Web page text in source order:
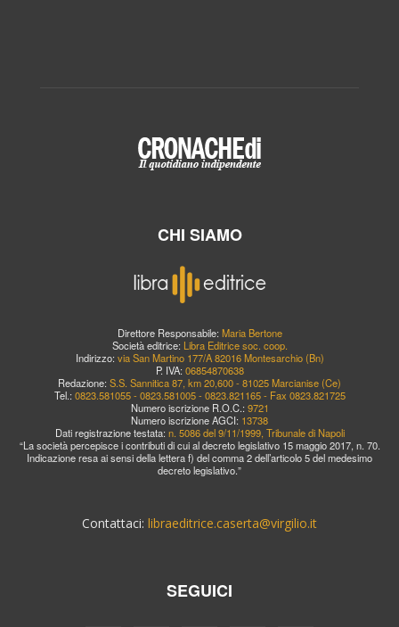
CHI SIAMO
Direttore Responsabile: Maria Bertone
Società editrice: Libra Editrice soc. coop.
Indirizzo: via San Martino 177/A 82016 Montesarchio (Bn)
P. IVA: 06854870638
Redazione: S.S. Sannitica 87, km 20,600 - 81025 Marcianise (Ce)
Tel.: 0823.581055 - 0823.581005 - 0823.821165 - Fax 0823.821725
Numero iscrizione R.O.C.: 9721
Numero iscrizione AGCI: 13738
Dati registrazione testata: n. 5086 del 9/11/1999, Tribunale di Napoli
“La società percepisce i contributi di cui al decreto legislativo 15 maggio 2017, n. 70.
Indicazione resa ai sensi della lettera f) del comma 2 dell’articolo 5 del medesimo
decreto legislativo.”
Contattaci: libraeditrice.caserta@virgilio.it
SEGUICI